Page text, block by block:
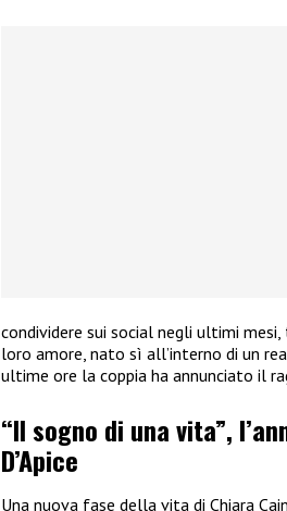
condividere sui social negli ultimi
loro amore, nato sì all’interno di un
ultime ore la coppia ha annunciato il
“Il sogno di una vita”,
D’Apice
Una nuova fase della vita di Chiara